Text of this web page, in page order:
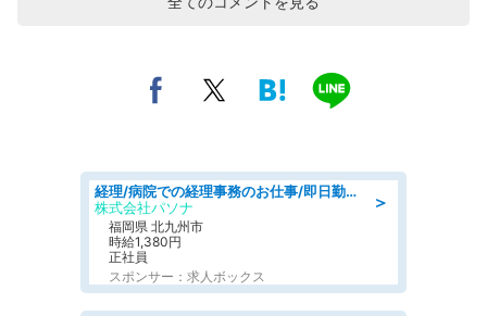
＞
経理/病院での経理事務のお仕事/即日勤務可/車通勤可/経理/一般事務
株式会社パソナ
福岡県 北九州市
時給1,380円
正社員
スポンサー：求人ボックス